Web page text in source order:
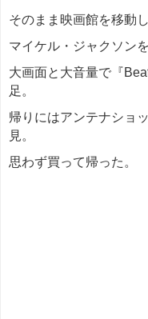
そのまま映画館を移動
マイケル・ジャクソン
大画面と大音量で『
足。
帰りにはアンテナショ
見。
思わず買って帰った。